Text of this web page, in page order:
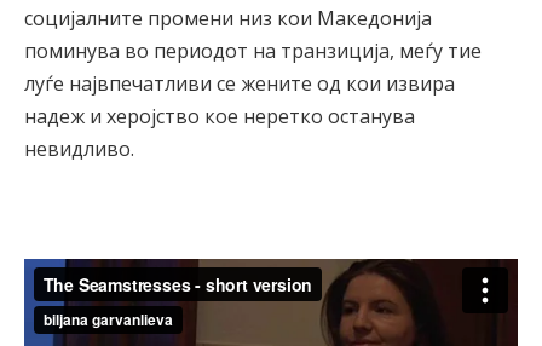
социјалните промени низ кои Македонија
поминува во периодот на транзиција, меѓу тие
луѓе највпечатливи се жените од кои извира
надеж и херојство кое неретко останува
невидливо.